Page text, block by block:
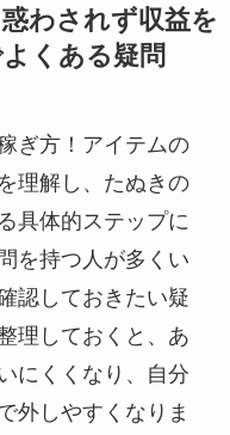
わされず収益を
くある疑問
ぎ方！アイテムの
理解し、たぬきの
具体的ステップに
を持つ人が多くい
認しておきたい疑
理しておくと、あ
にくくなり、自分
外しやすくなりま